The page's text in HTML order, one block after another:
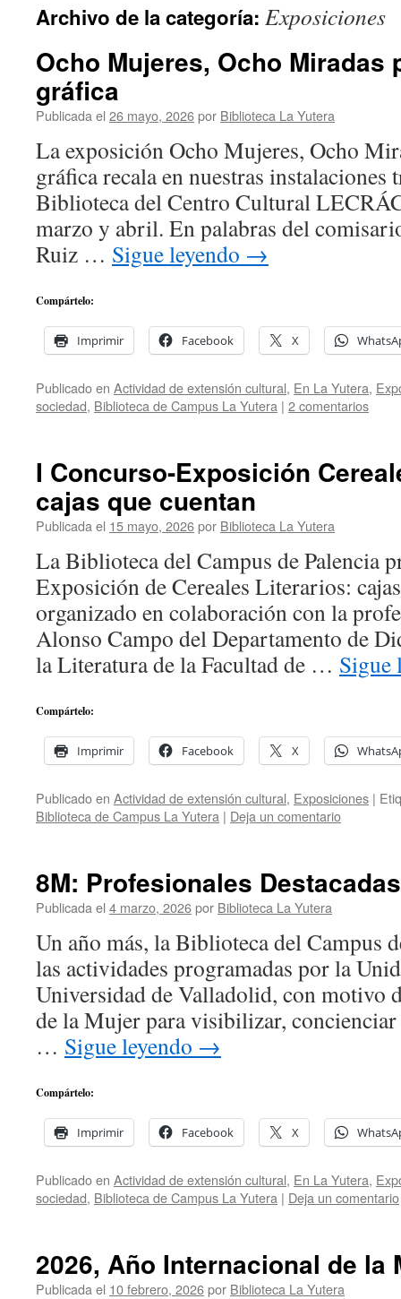
Archivo de la categoría: Exposiciones
Ocho Mujeres, Ocho Miradas
gráfica
Publicada el 26 mayo, 2026por Biblioteca La Yutera
La exposición Ocho Mujeres, Ocho
gráfica recala en nuestras instalaciones
Biblioteca del Centro Cultural
marzo y abril. En palabras del
Ruiz … Sigue leyendo →
Compártelo:
Imprimir Facebook X
Publicado en Actividad de extensión cultural, En La Yutera,
sociedad, Biblioteca de Campus La Yutera | 2 comentarios
I Concurso-Exposición
cajas que cuentan
Publicada el 15 mayo, 2026por Biblioteca La Yutera
La Biblioteca del Campus de Palencia
Exposición de Cereales Literarios:
organizado en colaboración con la
Alonso Campo del Departamento de
la Literatura de la Facultad de … Sigue
Compártelo:
Imprimir Facebook X
Publicado en Actividad de extensión cultural, Exposiciones |
Biblioteca de Campus La Yutera | Deja un comentario
8M: Profesionales Destacadas
Publicada el 4 marzo, 2026por Biblioteca La Yutera
Un año más, la Biblioteca del Campus
las actividades programadas por la
Universidad de Valladolid, con motivo
de la Mujer para visibilizar,
… Sigue leyendo →
Compártelo:
Imprimir Facebook X
Publicado en Actividad de extensión cultural, En La Yutera,
sociedad, Biblioteca de Campus La Yutera | Deja un comentario
2026, Año Internacional de la
Publicada el 10 febrero, 2026por Biblioteca La Yutera